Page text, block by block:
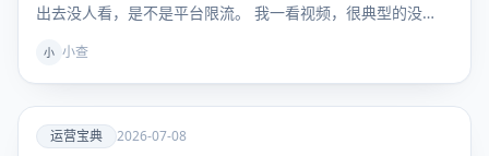
出去没人看，是不是平台限流。 我一看视频，很典型的没…
小 小查
爱
运营宝典 2026-07-08